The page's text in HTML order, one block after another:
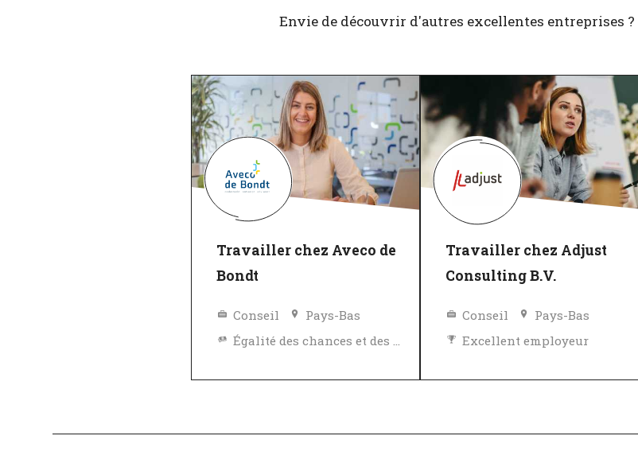
Envie de découvrir d'autres excellentes entreprises
Travailler chez Aveco de
Bondt
Conseil
Pays-Bas
Égalité des chances et des avantages
Travailler chez Adjust
Consulting B.V.
Conseil
Pays-Bas
Excellent employeur